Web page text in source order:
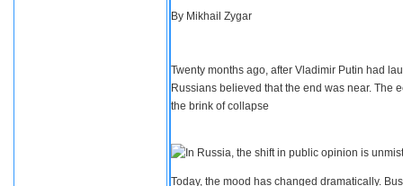
By Mikhail Zygar
Twenty months ago, after Vladimir Putin had
Russians believed that the end was near. The
the brink of collapse
Today, the mood has changed dramatically.